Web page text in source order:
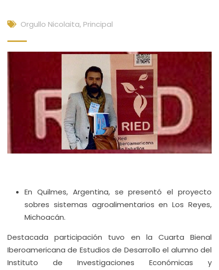
Orgullo Nicolaita, Principal
En Quilmes, Argentina, se presentó el proyecto
sobres sistemas agroalimentarios en Los Reyes,
Michoacán.
Destacada participación tuvo en la Cuarta Bienal
Iberoamericana de Estudios de Desarrollo el alumno del
Instituto de Investigaciones Económicas y